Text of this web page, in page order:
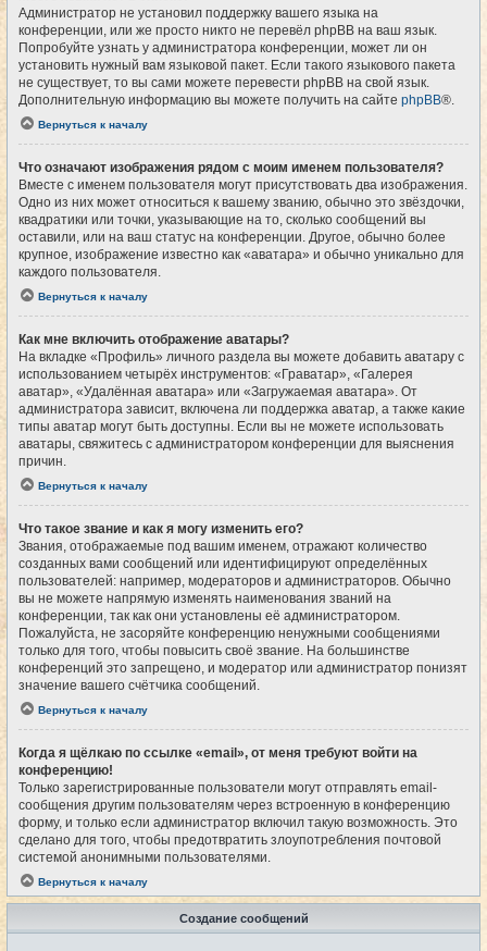
Администратор не установил поддержку вашего языка на
конференции, или же просто никто не перевёл phpBB на ваш язык.
Попробуйте узнать у администратора конференции, может ли он
установить нужный вам языковой пакет. Если такого языкового пакета
не существует, то вы сами можете перевести phpBB на свой язык.
Дополнительную информацию вы можете получить на сайте phpBB®.
Вернуться к началу
Что означают изображения рядом с моим именем пользователя?
Вместе с именем пользователя могут присутствовать два изображения.
Одно из них может относиться к вашему званию, обычно это звёздочки,
квадратики или точки, указывающие на то, сколько сообщений вы
оставили, или на ваш статус на конференции. Другое, обычно более
крупное, изображение известно как «аватара» и обычно уникально для
каждого пользователя.
Вернуться к началу
Как мне включить отображение аватары?
На вкладке «Профиль» личного раздела вы можете добавить аватару с
использованием четырёх инструментов: «Граватар», «Галерея
аватар», «Удалённая аватара» или «Загружаемая аватара». От
администратора зависит, включена ли поддержка аватар, а также какие
типы аватар могут быть доступны. Если вы не можете использовать
аватары, свяжитесь с администратором конференции для выяснения
причин.
Вернуться к началу
Что такое звание и как я могу изменить его?
Звания, отображаемые под вашим именем, отражают количество
созданных вами сообщений или идентифицируют определённых
пользователей: например, модераторов и администраторов. Обычно
вы не можете напрямую изменять наименования званий на
конференции, так как они установлены её администратором.
Пожалуйста, не засоряйте конференцию ненужными сообщениями
только для того, чтобы повысить своё звание. На большинстве
конференций это запрещено, и модератор или администратор понизят
значение вашего счётчика сообщений.
Вернуться к началу
Когда я щёлкаю по ссылке «email», от меня требуют войти на
конференцию!
Только зарегистрированные пользователи могут отправлять email-
сообщения другим пользователям через встроенную в конференцию
форму, и только если администратор включил такую возможность. Это
сделано для того, чтобы предотвратить злоупотребления почтовой
системой анонимными пользователями.
Вернуться к началу
Создание сообщений